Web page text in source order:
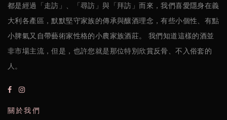
都是經過「走訪」、「尋訪」與「拜訪」而來，我們喜愛隱身在義
大利各產區，默默堅守家族的傳承與釀酒理念，有些小個性、有點
小脾氣又自帶藝術家性格的小農家族酒莊。 我們知道這樣的酒並
非市場主流，但是，也許您就是那位特別欣賞反骨、不入俗套的
人。
關於我們